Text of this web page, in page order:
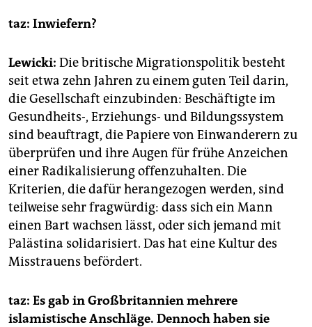
taz: Inwiefern?
Lewicki: Die britische Migrationspolitik besteht
seit etwa zehn Jahren zu einem guten Teil darin,
die Gesellschaft einzubinden: Beschäftigte im
Gesundheits-, Erziehungs- und Bildungssystem
sind beauftragt, die Papiere von Einwanderern zu
überprüfen und ihre Augen für frühe Anzeichen
einer Radikalisierung offenzuhalten. Die
Kriterien, die dafür herangezogen werden, sind
teilweise sehr fragwürdig: dass sich ein Mann
einen Bart wachsen lässt, oder sich jemand mit
Palästina solidarisiert. Das hat eine Kultur des
Misstrauens befördert.
taz: Es gab in Großbritannien mehrere
islamistische Anschläge. Dennoch ­haben sie